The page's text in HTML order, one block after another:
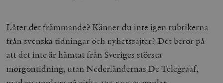
Låter det främmande? Känner du inte igen rubrikerna
från svenska tidningar och nyhetssajter? Det beror på
att det inte är hämtat från Sveriges största
morgontidning, utan Nederländernas De Telegraaf,